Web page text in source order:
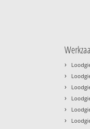
›
›
›
›
›
›